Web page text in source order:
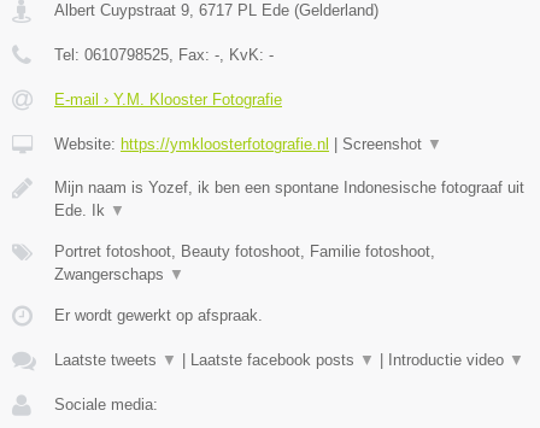
Albert Cuypstraat 9, 6717 PL Ede (Gelderland)
Tel: 0610798525, Fax: -, KvK: -
E-mail › Y.M. Klooster Fotografie
Website: https://ymkloosterfotografie.nl Screenshot ▼
Mijn naam is Yozef, ik ben een spontane Indonesische fotograaf uit
Ede. Ik ▼
Portret fotoshoot, Beauty fotoshoot, Familie fotoshoot,
Zwangerschaps ▼
Er wordt gewerkt op afspraak.
Laatste tweets ▼ Laatste facebook posts ▼ Introductie video ▼
Sociale media: